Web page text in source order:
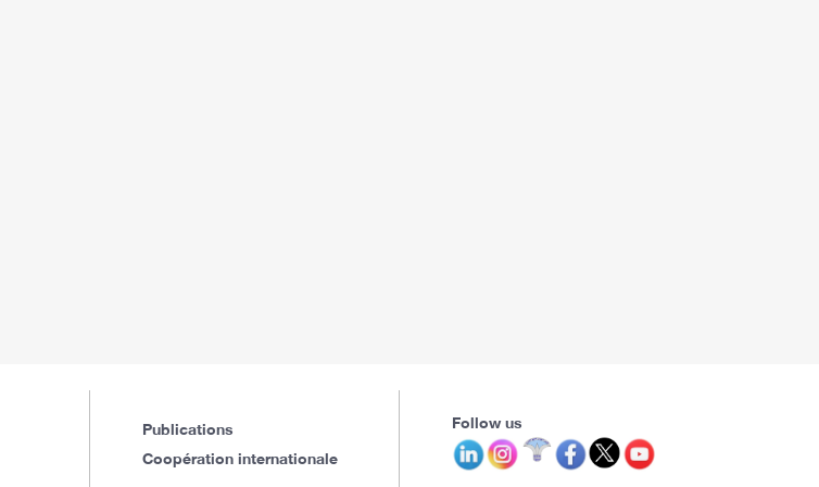
Publications
Coopération internationale
Follow us